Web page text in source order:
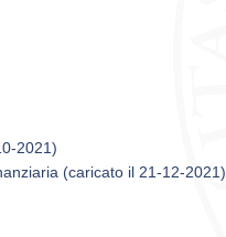
2021)
(caricato il 21-12-2021)